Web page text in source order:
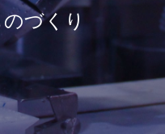
づくり